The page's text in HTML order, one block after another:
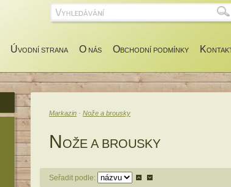
K
OBCHODNÍ PODMÍNKY
O NÁS
ÚVODNÍ STRANA
Markazin · Nože a brousky
NOŽE A BROUSKY
Seřadit podle: